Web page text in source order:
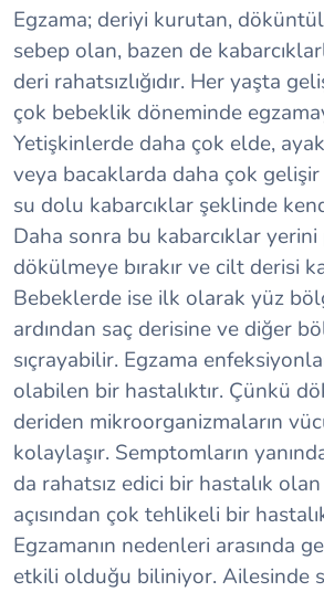
Egzama; deriyi kurutan,
sebep olan, bazen de
deri rahatsızlığıdır. Her yaşta
çok bebeklik döneminde
Yetişkinlerde daha çok elde,
veya bacaklarda daha çok
su dolu kabarcıklar şeklinde
Daha sonra bu kabarcıklar
dökülmeye bırakır ve cilt derisi
Bebeklerde ise ilk olarak yüz
ardından saç derisine ve diğer
sıçrayabilir. Egzama
olabilen bir hastalıktır. Çünkü
deriden mikroorganizmaların
kolaylaşır. Semptomların
da rahatsız edici bir hastalık
açısından çok tehlikeli bir
Egzamanın nedenleri arasında
etkili olduğu biliniyor. Ailesinde